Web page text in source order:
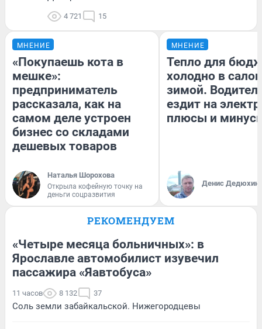
4 721 15
МНЕНИЕ
«Покупаешь кота в
мешке»:
предприниматель
рассказала, как на
самом деле устроен
бизнес со складами
дешевых товаров
Наталья Шорохова
Открыла кофейную точку на
деньги соцразвития
МНЕНИЕ
Тепло для
холодно в
зимой.
ездит на
плюсы и
Денис Дедюхин
РЕКОМЕНДУЕМ
«Четыре месяца больничных»: в
Ярославле автомобилист изувечил
пассажира «Яавтобуса»
11 часов 8 132 37
Соль земли забайкальской. Нижегородцевы